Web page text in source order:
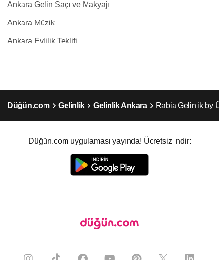
Ankara Gelin Saçı ve Makyajı
Ankara Müzik
Ankara Evlilik Teklifi
Düğün.com Gelinlik Gelinlik Ankara Rabia Gelinlik by
Düğün.com uygulaması yayında! Ücretsiz indir: